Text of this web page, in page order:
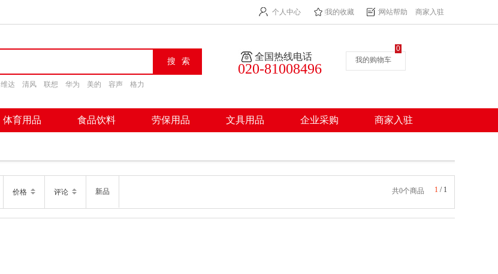
个人中心 我的收藏 网站帮助 商家入驻
维达 清风 联想 华为 美的 容声 格力
全国热线电话
020-81008496
我的购物车
0
体育用品 食品饮料 劳保用品 文具用品 企业采购 商家入驻
价格 评论 新品 共0个商品 1 / 1